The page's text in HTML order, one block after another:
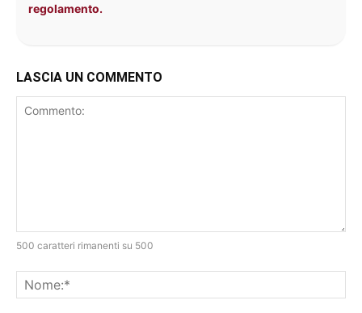
regolamento.
LASCIA UN COMMENTO
500 caratteri rimanenti su 500